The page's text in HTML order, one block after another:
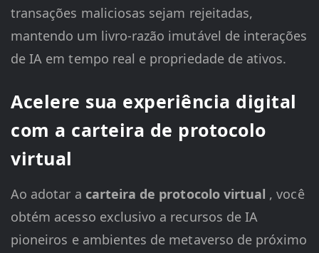
transações maliciosas sejam rejeitadas,
mantendo um livro-razão imutável de interações
de IA em tempo real e propriedade de ativos.
Acelere sua experiência digital
com a carteira de protocolo
virtual
Ao adotar a carteira de protocolo virtual , você
obtém acesso exclusivo a recursos de IA
pioneiros e ambientes de metaverso de próximo